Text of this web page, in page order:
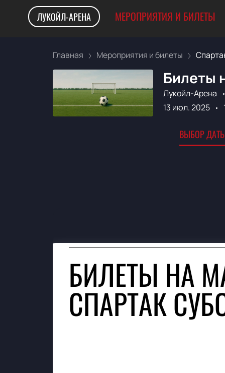
ЛУКОЙЛ-АРЕНА МЕРОПРИЯТИЯ И БИЛЕТЫ
Главная Мероприятия и билеты
Билеты
Лукойл-Арена
13 июл. 2025
ВЫБОР
БИЛЕТЫ НА
СПАРТАК